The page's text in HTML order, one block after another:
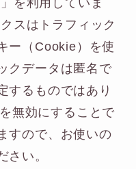
を利用していま
スはトラフィック
ー（Cookie）を使
クデータは匿名で
するものではあり
無効にすることで
すので、お使いの
さい。